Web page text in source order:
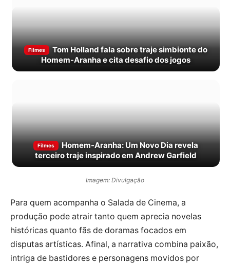
Filmes
Tom Holland fala sobre traje simbionte do
Homem-Aranha e cita desafio dos jogos
Filmes
Homem-Aranha: Um Novo Dia revela
terceiro traje inspirado em Andrew Garfield
Imagem: Divulgação
Para quem acompanha o Salada de Cinema, a
produção pode atrair tanto quem aprecia novelas
históricas quanto fãs de doramas focados em
disputas artísticas. Afinal, a narrativa combina paixão,
intriga de bastidores e personagens movidos por